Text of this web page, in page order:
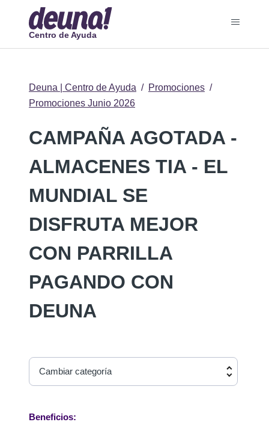
Centro de Ayuda
Deuna | Centro de Ayuda
Promociones
Promociones Junio 2026
CAMPAÑA AGOTADA -
ALMACENES TIA - EL
MUNDIAL SE
DISFRUTA MEJOR
CON PARRILLA
PAGANDO CON
DEUNA
Cambiar categoría
Beneficios: